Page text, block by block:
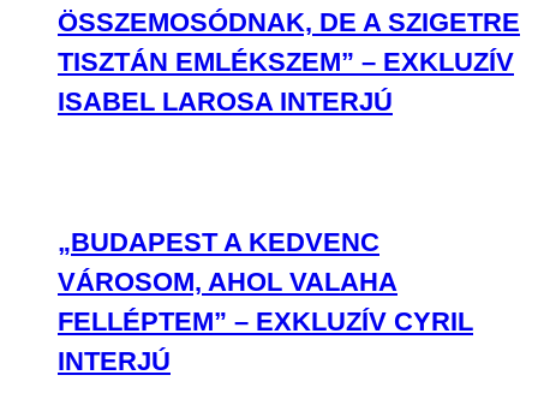
ÖSSZEMOSÓDNAK, DE A SZIGETRE
TISZTÁN EMLÉKSZEM” – EXKLUZÍV
ISABEL LAROSA INTERJÚ
„BUDAPEST A KEDVENC
VÁROSOM, AHOL VALAHA
FELLÉPTEM” – EXKLUZÍV CYRIL
INTERJÚ